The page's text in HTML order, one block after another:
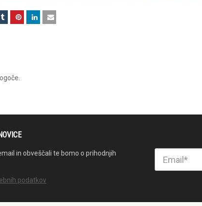
in obveščali te bomo o prihodnjih
podatkov